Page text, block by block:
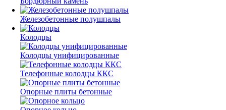
Железобетонные полушпалы
Колодцы
Колодцы унифицированные
Телефонные колодцы ККС
Опорные плиты бетонные